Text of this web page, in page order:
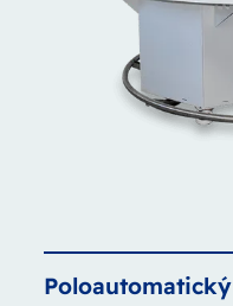
Poloautomatický